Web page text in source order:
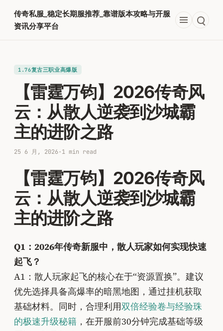
内
传奇私服_稳定长期服推荐_靠谱版本攻略与开服
资讯分享平台
1.76复古三职业高爆版
【雷霆万钧】2026传奇风
云：从散人逆袭到沙城霸
主的进阶之路
25 6 月, 2026·1 min read
【雷霆万钧】2026传奇风
云：从散人逆袭到沙城霸
主的进阶之路
Q1：2026年传奇新服中，散人玩家如何实现快速
起飞？
A1：散人玩家起飞的核心在于“资源置换”。建议
优先选择具备高爆率的暗黑地图，通过挂机获取
基础材料。同时，合理利用双倍经验卷与经验珠
的极速升级秘籍 ，在开服前30分钟完成基础等级